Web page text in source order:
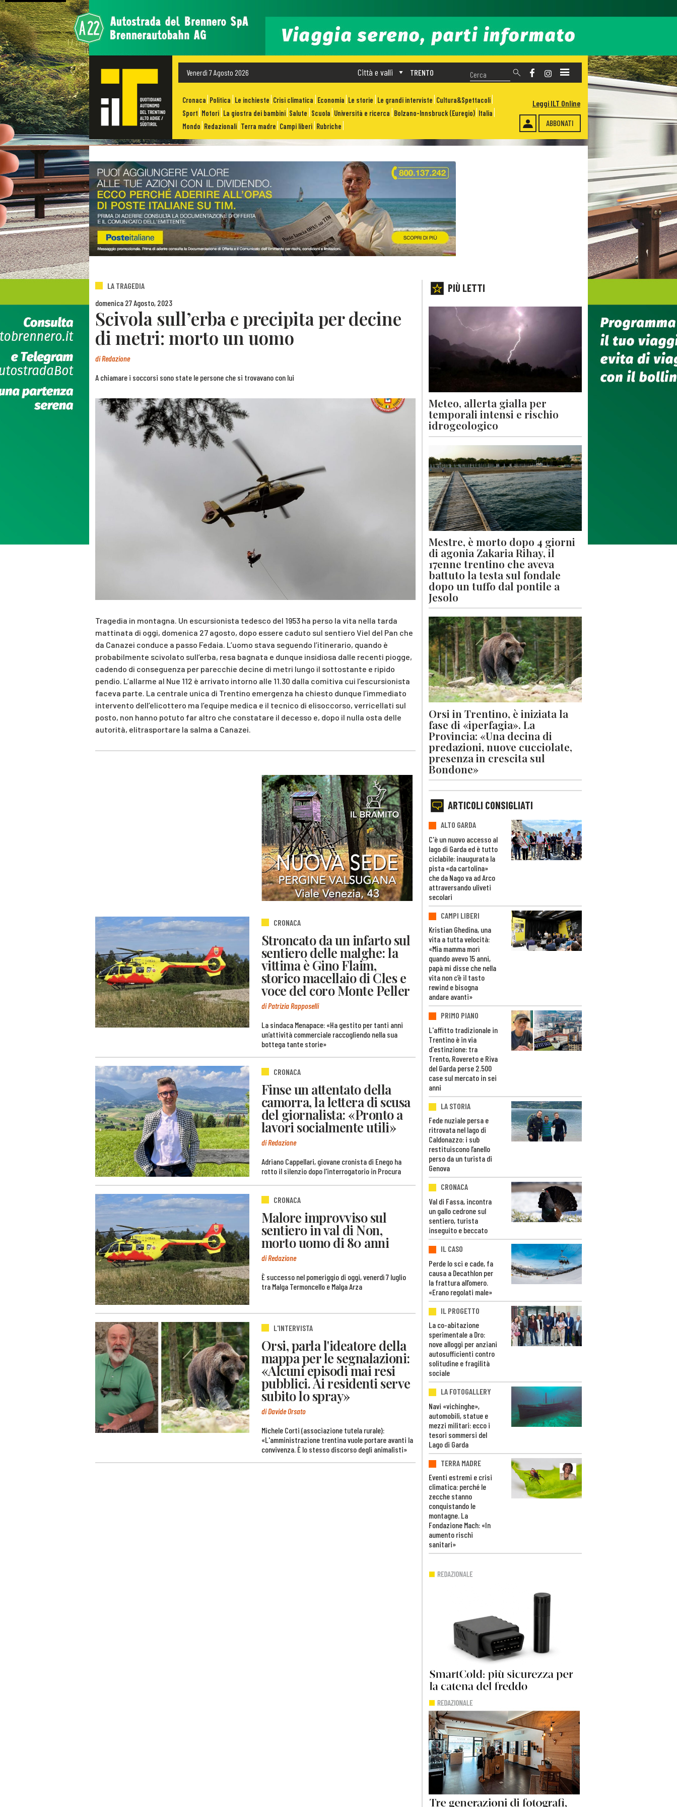
Venerdì 7 Agosto 2026 TRENTO
Città e valli
Cronaca Politica Le inchieste Crisi climatica Economia Le storie Le grandi interviste Cultura&Spettacoli
Sport Motori La giostra dei bambini Salute Scuola Università e ricerca Bolzano-Innsbruck (Euregio) Italia
Mondo Redazionali Terra madre Campi liberi Rubriche ABBONATI
Leggi ILT Online
LA TRAGEDIA
domenica 27 Agosto, 2023
Scivola sull’erba e precipita per decine
di metri: morto un uomo
diRedazione
A chiamare i soccorsi sono state le persone che si trovavano con lui
Tragedia in montagna. Un escursionista tedesco del 1953 ha perso la vita nella tarda
mattinata di oggi, domenica 27 agosto, dopo essere caduto sul sentiero Viel del Pan che
da Canazei conduce a passo Fedaia. L’uomo stava seguendo l’itinerario, quando è
probabilmente scivolato sull’erba, resa bagnata e dunque insidiosa dalle recenti piogge,
cadendo di conseguenza per parecchie decine di metri lungo il sottostante e ripido
pendio. L’allarme al Nue 112 è arrivato intorno alle 11.30 dalla comitiva cui l’escursionista
faceva parte. La centrale unica di Trentino emergenza ha chiesto dunque l’immediato
intervento dell’elicottero ma l’equipe medica e il tecnico di elisoccorso, verricellati sul
posto, non hanno potuto far altro che constatare il decesso e, dopo il nulla osta delle
autorità, elitrasportare la salma a Canazei.
CRONACA
Stroncato da un infarto sul
sentiero delle malghe: la
vittima è Gino Flaim,
storico macellaio di Cles e
voce del coro Monte Peller
di Patrizia Rapposelli
La sindaca Menapace: «Ha gestito per tanti anni
un’attività commerciale raccogliendo nella sua
bottega tante storie»
CRONACA
Finse un attentato della
camorra, la lettera di scusa
del giornalista: «Pronto a
lavori socialmente utili»
di Redazione
Adriano Cappellari, giovane cronista di Enego ha
rotto il silenzio dopo l'interrogatorio in Procura
CRONACA
Malore improvviso sul
sentiero in val di Non,
morto uomo di 80 anni
di Redazione
È successo nel pomeriggio di oggi, venerdì 7 luglio
tra Malga Termoncello e Malga Arza
L'INTERVISTA
Orsi, parla l'ideatore della
mappa per le segnalazioni:
«Alcuni episodi mai resi
pubblici. Ai residenti serve
subito lo spray»
di Davide Orsato
Michele Corti (associazione tutela rurale):
«L'amministrazione trentina vuole portare avanti la
convivenza. È lo stesso discorso degli animalisti»
PIÙ LETTI
Meteo, allerta gialla per
temporali intensi e rischio
idrogeologico
Mestre, è morto dopo 4 giorni
di agonia Zakaria Rihay, il
17enne trentino che aveva
battuto la testa sul fondale
dopo un tuffo dal pontile a
Jesolo
Orsi in Trentino, è iniziata la
fase di «iperfagia». La
Provincia: «Una decina di
predazioni, nuove cucciolate,
presenza in crescita sul
Bondone»
ARTICOLI CONSIGLIATI
ALTO GARDA
C'è un nuovo accesso al
lago di Garda ed è tutto
ciclabile: inaugurata la
pista «da cartolina»
che da Nago va ad Arco
attraversando uliveti
secolari
CAMPI LIBERI
Kristian Ghedina, una
vita a tutta velocità:
«Mia mamma morì
quando avevo 15 anni,
papà mi disse che nella
vita non c’è il tasto
rewind e bisogna
andare avanti»
PRIMO PIANO
L'affitto tradizionale in
Trentino è in via
d'estinzione: tra
Trento, Rovereto e Riva
del Garda perse 2.500
case sul mercato in sei
anni
LA STORIA
Fede nuziale persa e
ritrovata nel lago di
Caldonazzo: i sub
restituiscono l’anello
perso da un turista di
Genova
CRONACA
Val di Fassa, incontra
un gallo cedrone sul
sentiero, turista
inseguito e beccato
IL CASO
Perde lo sci e cade, fa
causa a Decathlon per
la frattura all’omero.
«Erano regolati male»
IL PROGETTO
La co-abitazione
sperimentale a Dro:
nove alloggi per anziani
autosufficienti contro
solitudine e fragilità
sociale
LA FOTOGALLERY
Navi «vichinghe»,
automobili, statue e
mezzi militari: ecco i
tesori sommersi del
Lago di Garda
TERRA MADRE
Eventi estremi e crisi
climatica: perché le
zecche stanno
conquistando le
montagne. La
Fondazione Mach: «In
aumento rischi
sanitari»